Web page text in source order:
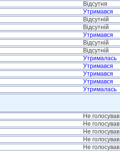
Відсутня
Утримався
Відсутній
Відсутній
Утримався
Відсутній
Відсутній
Утрималась
Утримався
Утримався
Утримався
Утрималась
Не голосував
Не голосував
Не голосував
Не голосував
Не голосував